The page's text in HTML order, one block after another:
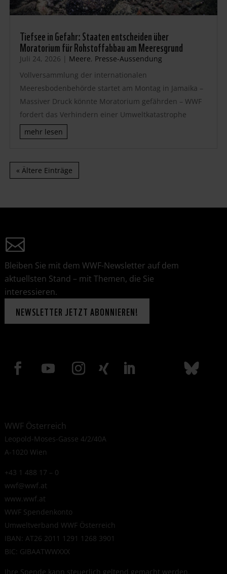
Tiefsee in Gefahr: Staaten entscheiden über
Moratorium für Rohstoffabbau am Meeresgrund
Juli 24, 2026 | Meere, Presse-Aussendung
Vollversammlung der internationalen
Meeresbodenbehörde startet am Montag in Jamaika –
Massiver Druck könnte Moratorium gefährden – WWF
fordert das Verhindern einer Umweltkatastrophe
mehr lesen
« Ältere Einträge
Bleiben Sie mit dem WWF-Newsletter auf dem
aktuellsten Stand – mit Themen, die Sie
interessieren.
NEWSLETTER JETZT ABONNIEREN!
WWF Österreich
Leopold-Moses-Gasse 4/2/40A
A-1020 Wien
+43 1 488 17 – 0
wwf@wwf.at
www.wwf.at
WWF Spendenkonto
Umweltverband WWF Österreich
IBAN: AT26 2011 1291 1268 3901
BIC: GIBAATWWXXX
Ihre Spende kann steuerlich geltend gemacht werden.